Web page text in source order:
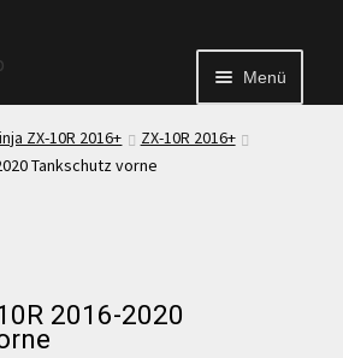
Menü
ZX-10R 2016+
ZX-10R 2016+
Tankschutz vorne
2016-2020